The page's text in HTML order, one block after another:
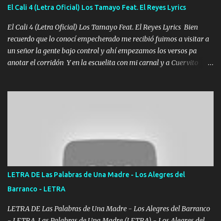
aunque ustedes no sepan Pero la vida es muy corta Hay que
echarle chingazos Y seguir trabajando porque nada es...
El Cali 4 (Letra Oficial) Los Tamayo Feat. El Reyes Lyrics
El Cali 4 (Letra Oficial) Los Tamayo Feat. El Reyes Lyrics Bien
recuerdo que lo conocí empecherado me recibió fuimos a visitar a
un señor la gente bajo control y ahí empezamos los versos pa
anotar el corridón Y en la escuelita con mi carnal y a Cuervito
verde se le extraña pa que sepan Aquí Pura GENTE DE LA RANA 🐸
POR CLAVE ES EL CALI 4 EN LA CIUDAD TIJUANA Música Al
tirante andamos mi carnal atento a cualquier necesidad no porque
se ve limpio el camino nos confiamos al andar y nunca con la
misma piedra me vuelvo a tropezar Cuando ando de enamorado
en corto me tiró a per...
LETRA DE Las Palabras de Una Madre - Los Alegres del
Barranco - LETRA
LETRA DE Las Palabras de Una Madre - Los Alegres del Barranco